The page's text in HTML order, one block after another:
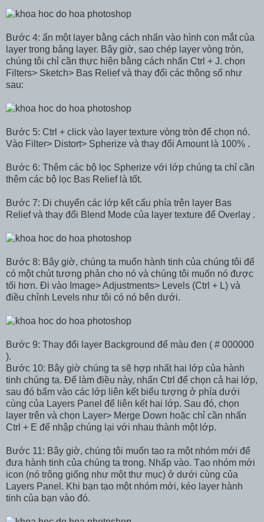
Bước 4: ẩn một layer bằng cách nhấn vào hình con mắt của
layer trong bảng layer. Bây giờ, sao chép layer vòng tròn,
chúng tôi chỉ cần thực hiện bằng cách nhấn Ctrl + J. chọn
Filters> Sketch> Bas Relief và thay đổi các thông số như
sau:
Bước 5: Ctrl + click vào layer texture vòng tròn để chọn nó.
Vào Filter> Distort> Spherize và thay đổi Amount là 100% .
Bước 6: Thêm các bộ lọc Spherize với lớp chúng ta chỉ cần
thêm các bộ lọc Bas Relief là tốt.
Bước 7: Di chuyển các lớp kết cấu phía trên layer Bas
Relief và thay đổi Blend Mode của layer texture để Overlay .
Bước 8: Bây giờ, chúng ta muốn hành tinh của chúng tôi để
có một chút tương phản cho nó và chúng tôi muốn nó được
tối hơn. Đi vào Image> Adjustments> Levels (Ctrl + L) và
điều chỉnh Levels như tôi có nó bên dưới.
Bước 9: Thay đổi layer Background để màu đen ( # 000000
).
Bước 10: Bây giờ chúng ta sẽ hợp nhất hai lớp của hành
tinh chúng ta. Để làm điều này, nhấn Ctrl để chọn cả hai lớp,
sau đó bấm vào các lớp liên kết biểu tượng ở phía dưới
cùng của Layers Panel để liên kết hai lớp. Sau đó, chọn
layer trên và chọn Layer> Merge Down hoặc chỉ cần nhấn
Ctrl + E để nhập chúng lại với nhau thành một lớp.
Bước 11: Bây giờ, chúng tôi muốn tạo ra một nhóm mới để
đưa hành tinh của chúng ta trong. Nhấp vào. Tạo nhóm mới
icon (nó trông giống như một thư mục) ở dưới cùng của
Layers Panel. Khi bạn tạo một nhóm mới, kéo layer hành
tinh của bạn vào đó.